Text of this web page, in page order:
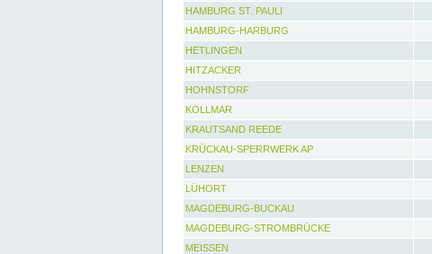
HAMBURG ST. PAULI
HAMBURG-HARBURG
HETLINGEN
HITZACKER
HOHNSTORF
KOLLMAR
KRAUTSAND REEDE
KRÜCKAU-SPERRWERK AP
LENZEN
LÜHORT
MAGDEBURG-BUCKAU
MAGDEBURG-STROMBRÜCKE
MEISSEN